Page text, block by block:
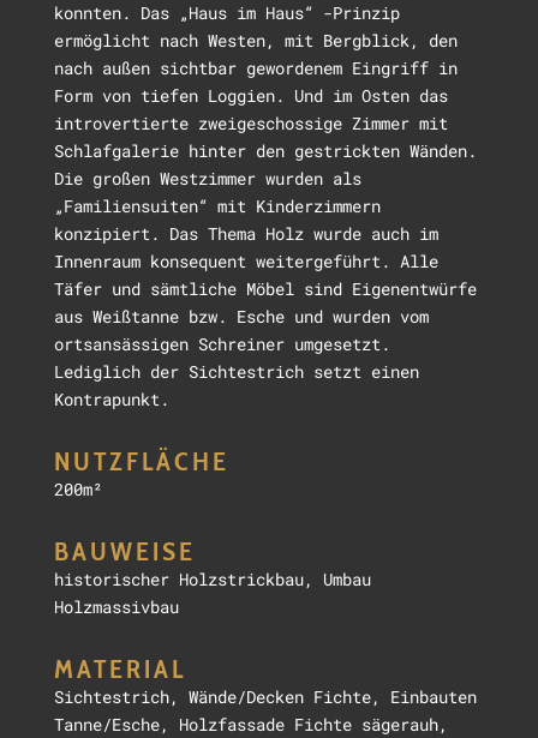
konnten. Das „Haus im Haus“ -Prinzip
ermöglicht nach Westen, mit Bergblick, den
nach außen sichtbar gewordenem Eingriff in
Form von tiefen Loggien. Und im Osten das
introvertierte zweigeschossige Zimmer mit
Schlafgalerie hinter den gestrickten Wänden.
Die großen Westzimmer wurden als
„Familiensuiten“ mit Kinderzimmern
konzipiert. Das Thema Holz wurde auch im
Innenraum konsequent weitergeführt. Alle
Täfer und sämtliche Möbel sind Eigenentwürfe
aus Weißtanne bzw. Esche und wurden vom
ortsansässigen Schreiner umgesetzt.
Lediglich der Sichtestrich setzt einen
Kontrapunkt.
NUTZFLÄCHE
200m²
BAUWEISE
historischer Holzstrickbau, Umbau
Holzmassivbau
MATERIAL
Sichtestrich, Wände/Decken Fichte, Einbauten
Tanne/Esche, Holzfassade Fichte sägerauh,